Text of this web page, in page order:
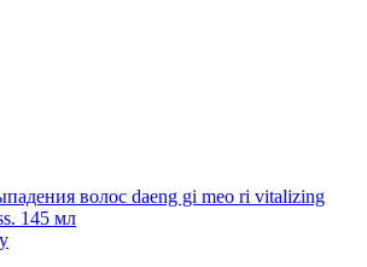
волос daeng gi meo ri vitalizing
145 мл